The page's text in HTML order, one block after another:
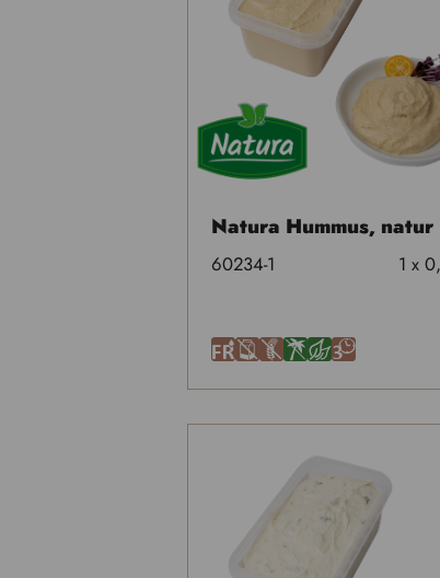
Natura Hummus, natur
60234-1 1 x
FA U ÄJ3